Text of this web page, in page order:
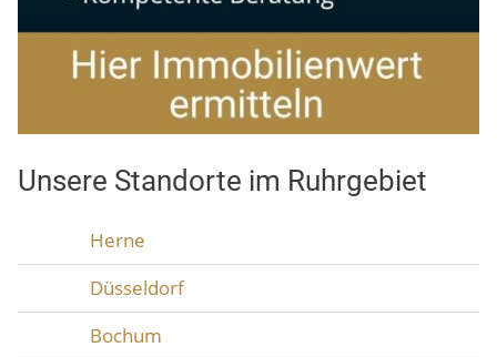
Unsere Standorte im Ruhrgebiet
Herne
Düsseldorf
Bochum